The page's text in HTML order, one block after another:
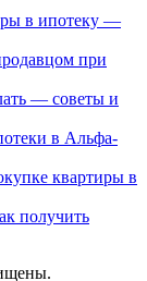
в ипотеку —
при
— советы и
в Альфа-
квартиры в
получить